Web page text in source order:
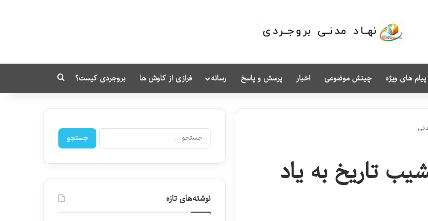
پیام های ویژه چینش موضوعی اخبار پرسش و پاسخ رسانه فرازی از کاوش ها بروجردی کیست؟
تاریخ به یاد
ج
س
ج
نوشته‌های تازه